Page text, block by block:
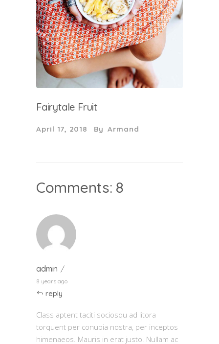
Fairytale Fruit
April 17, 2018 By Armand
Comments: 8
admin
8 years ago
reply
Class aptent taciti sociosqu ad litora
torquent per conubia nostra, per inceptos
himenaeos. Mauris in erat justo. Nullam ac